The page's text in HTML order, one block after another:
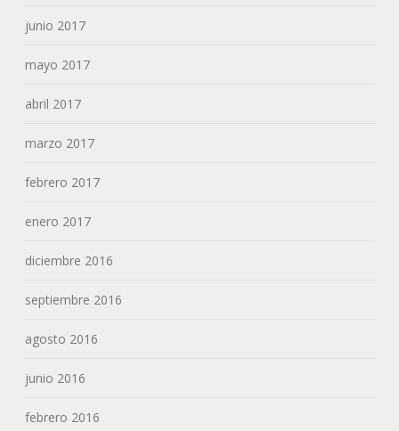
junio 2017
mayo 2017
abril 2017
marzo 2017
febrero 2017
enero 2017
diciembre 2016
septiembre 2016
agosto 2016
junio 2016
febrero 2016